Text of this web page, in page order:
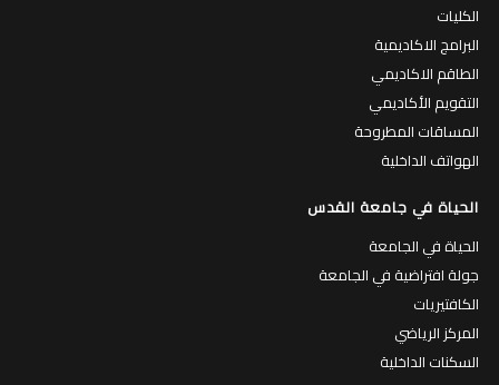
الكليات
البرامج الاكاديمية
الطاقم الاكاديمي
التقويم الأكاديمي
المساقات المطروحة
الهواتف الداخلية
الحياة في جامعة القدس
الحياة في الجامعة
جولة افتراضية في الجامعة
الكافتيريات
المركز الرياضي
السكنات الداخلية